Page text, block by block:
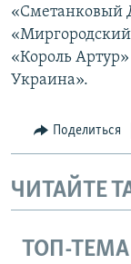
«Сметанковый
«Король
Украина».
Поделиться
ЧИТАЙТЕ
ТОП-ТЕМА